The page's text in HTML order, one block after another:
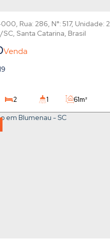
000, Rua: 286, N°: 517, Unidade:
, Santa Catarina, Brasil
2 1
61m²
61 ~ 6144m²